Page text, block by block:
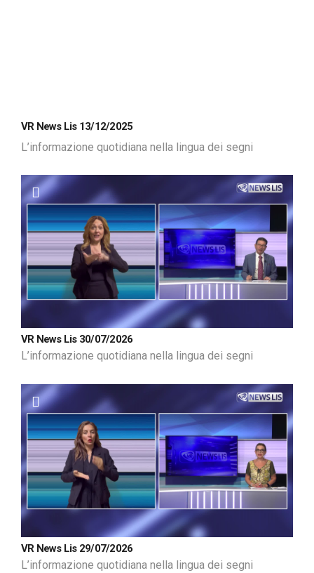
VR News Lis 13/12/2025
L’informazione quotidiana nella lingua dei segni
VR News Lis 30/07/2026
L’informazione quotidiana nella lingua dei segni
VR News Lis 29/07/2026
L’informazione quotidiana nella lingua dei segni